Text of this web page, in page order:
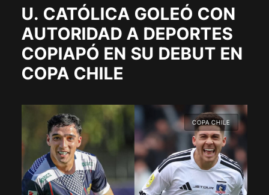
U. CATÓLICA GOLEÓ CON
AUTORIDAD A DEPORTES
COPIAPÓ EN SU DEBUT EN
COPA CHILE
COPA CHILE